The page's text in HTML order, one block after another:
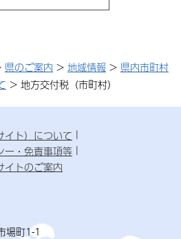
県のご案内 > 地域情報 > 県内市町村
> 地方交付税（市町村）
イト）について
ー・免責事項等
イトのご案内
場町1-1